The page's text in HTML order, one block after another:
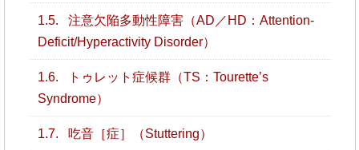
1.5.
注意欠陥多動性障害（AD／HD：Attention-
Deficit/Hyperactivity Disorder）
1.6.
トゥレット症候群（TS：Tourette’s
Syndrome）
1.7. 吃音［症］（Stuttering）